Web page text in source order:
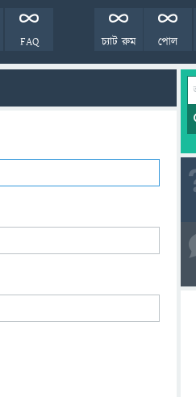
FAQ পোল
চ্যাট রুম